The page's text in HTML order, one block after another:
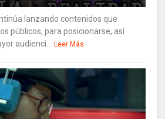
lanzando contenidos que
públicos, para posicionarse, así
audienci...
Leer Más